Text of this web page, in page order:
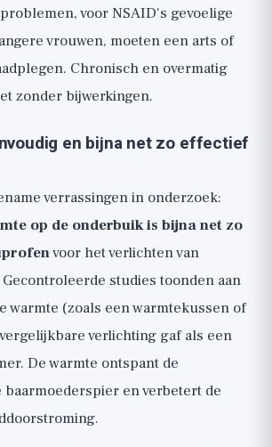
voor NSAID's gevoelige
vrouwen, moeten een arts of
Chronisch en overmatig
zonder bijwerkingen.
en bijna net zo effectief
verrassingen in onderzoek:
op de onderbuik is bijna net zo
voor het verlichten van
studies toonden aan
warmte (zoals een warmtekussen of
verlichting gaf als een
De warmte ontspant de
en verbetert de